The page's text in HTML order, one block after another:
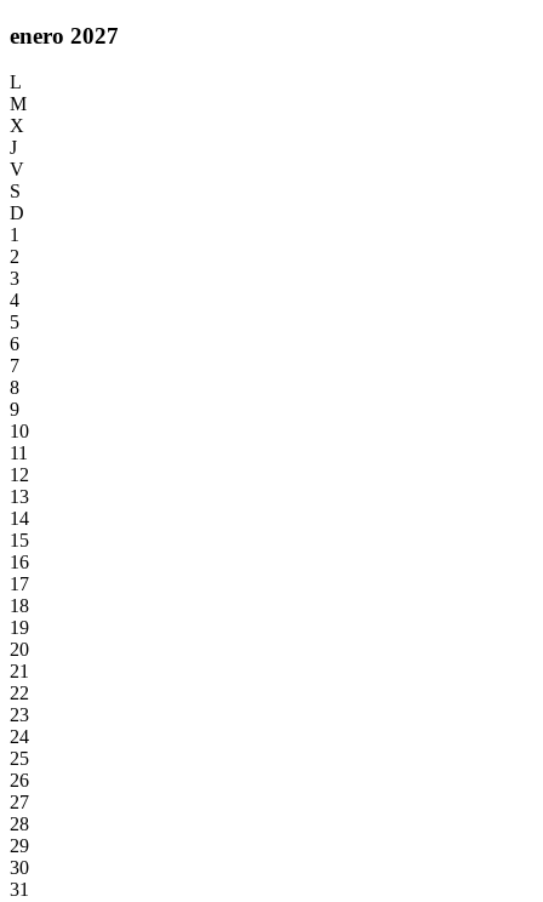
enero 2027
L
M
X
J
V
S
D
1
2
3
4
5
6
7
8
9
10
11
12
13
14
15
16
17
18
19
20
21
22
23
24
25
26
27
28
29
30
31